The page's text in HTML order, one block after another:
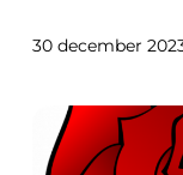
30 december